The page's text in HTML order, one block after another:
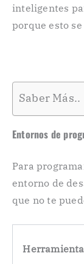
inteligentes
porque esto
Saber Más..
Entornos de
Para
entorno de
que no te
Herramienta